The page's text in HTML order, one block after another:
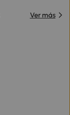
Ver más